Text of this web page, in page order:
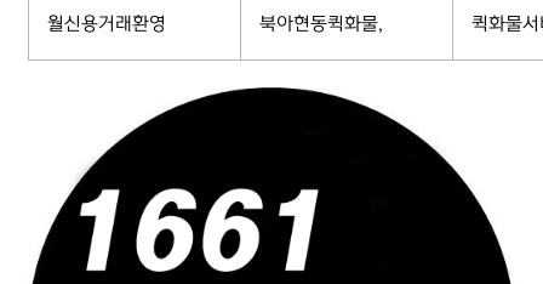
월신용거래환영 북아현동퀵화물, 퀵화물